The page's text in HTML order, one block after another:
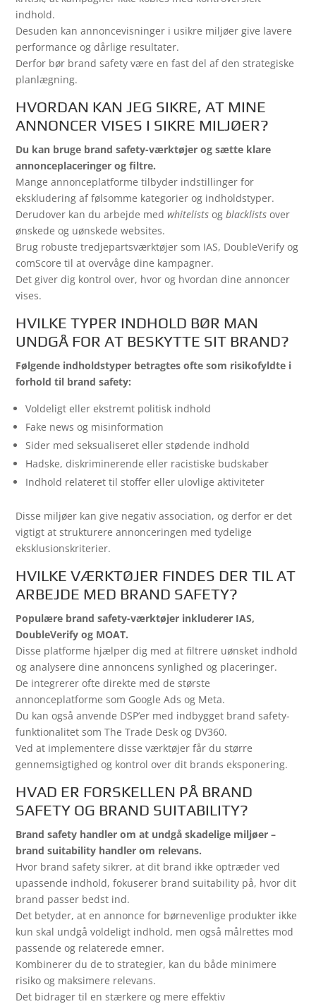
indhold.
Desuden kan annoncevisninger i usikre miljøer give lavere
performance og dårlige resultater.
Derfor bør brand safety være en fast del af den strategiske
planlægning.
HVORDAN KAN JEG SIKRE, AT MINE
ANNONCER VISES I SIKRE MILJØER?
Du kan bruge brand safety-værktøjer og sætte klare
annonceplaceringer og filtre.
Mange annonceplatforme tilbyder indstillinger for
ekskludering af følsomme kategorier og indholdstyper.
Derudover kan du arbejde medwhitelists ogblacklists over
ønskede og uønskede websites.
Brug robuste tredjepartsværktøjer som IAS, DoubleVerify og
comScore til at overvåge dine kampagner.
Det giver dig kontrol over, hvor og hvordan dine annoncer
vises.
HVILKE TYPER INDHOLD BØR MAN
UNDGÅ FOR AT BESKYTTE SIT BRAND?
Følgende indholdstyper betragtes ofte som risikofyldte i
forhold til brand safety:
Voldeligt eller ekstremt politisk indhold
Fake news og misinformation
Sider med seksualiseret eller stødende indhold
Hadske, diskriminerende eller racistiske budskaber
Indhold relateret til stoffer eller ulovlige aktiviteter
Disse miljøer kan give negativ association, og derfor er det
vigtigt at strukturere annonceringen med tydelige
eksklusionskriterier.
HVILKE VÆRKTØJER FINDES DER TIL AT
ARBEJDE MED BRAND SAFETY?
Populære brand safety-værktøjer inkluderer IAS,
DoubleVerify og MOAT.
Disse platforme hjælper dig med at filtrere uønsket indhold
og analysere dine annoncens synlighed og placeringer.
De integrerer ofte direkte med de største
annonceplatforme som Google Ads og Meta.
Du kan også anvende DSP’er med indbygget brand safety-
funktionalitet som The Trade Desk og DV360.
Ved at implementere disse værktøjer får du større
gennemsigtighed og kontrol over dit brands eksponering.
HVAD ER FORSKELLEN PÅ BRAND
SAFETY OG BRAND SUITABILITY?
Brand safety handler om at undgå skadelige miljøer –
brand suitability handler om relevans.
Hvor brand safety sikrer, at dit brand ikke optræder ved
upassende indhold, fokuserer brand suitability på, hvor dit
brand passer bedst ind.
Det betyder, at en annonce for børnevenlige produkter ikke
kun skal undgå voldeligt indhold, men også målrettes mod
passende og relaterede emner.
Kombinerer du de to strategier, kan du både minimere
risiko og maksimere relevans.
Det bidrager til en stærkere og mere effektiv